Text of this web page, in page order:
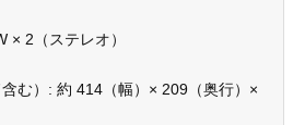
× 2（ステレオ）
含む）: 約 414（幅）× 209（奥行）×